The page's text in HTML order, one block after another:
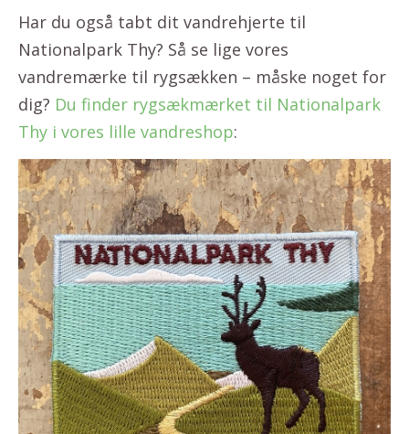
Har du også tabt dit vandrehjerte til
Nationalpark Thy? Så se lige vores
vandremærke til rygsækken – måske noget for
dig? Du finder rygsækmærket til Nationalpark
Thy i vores lille vandreshop: